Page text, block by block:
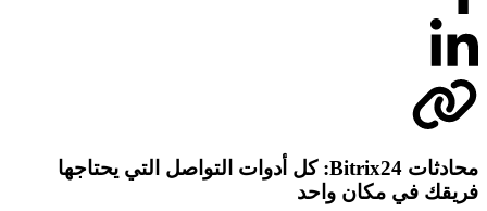
محادثات Bitrix24: كل أدوات التواصل التي يحتاجها
فريقك في مكان واحد